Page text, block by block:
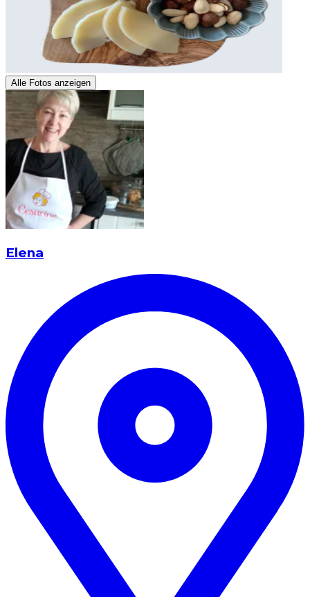
Alle Fotos anzeigen
Elena